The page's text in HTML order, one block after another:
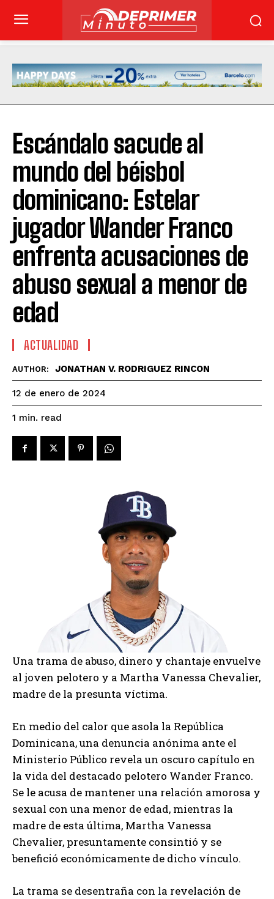
Escándalo sacude al
mundo del béisbol
dominicano: Estelar
jugador Wander Franco
enfrenta acusaciones de
abuso sexual a menor de
edad
ACTUALIDAD
AUTHOR: JONATHAN V. RODRIGUEZ RINCON
12 de enero de 2024
1 min. read
Una trama de abuso, dinero y chantaje envuelve
al joven pelotero y a Martha Vanessa Chevalier,
madre de la presunta víctima.
En medio del calor que asola la República
Dominicana, una denuncia anónima ante el
Ministerio Público revela un oscuro capítulo en
la vida del destacado pelotero Wander Franco.
Se le acusa de mantener una relación amorosa y
sexual con una menor de edad, mientras la
madre de esta última, Martha Vanessa
Chevalier, presuntamente consintió y se
benefició económicamente de dicho vínculo.
La trama se desentraña con la revelación de